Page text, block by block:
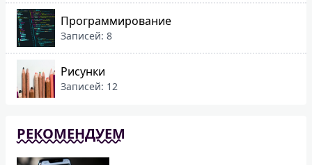
Программирование
Записей: 8
Рисунки
Записей: 12
РЕКОМЕНДУЕМ